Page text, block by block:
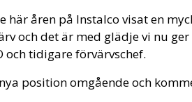
här åren på Instalco visat en
och det är med glädje vi nu
och tidigare förvärvschef.
position omgående och